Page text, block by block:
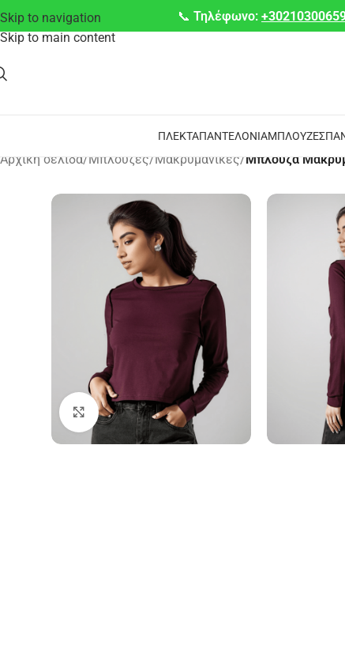
Skip to navigation
Skip to main content
📞 Τηλέφωνο:
ΠΛΕΚΤΆΠΑΝΤΕΛΌΝΙΑΜΠΛΟΎΖΕΣ
Αρχική σελίδα/Μπλούζες/Μακρυμάνικες/Μπλούζα
Click to enlarge